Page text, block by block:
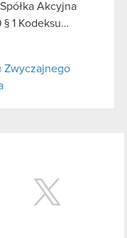
Akcyjna
§ 1 Kodeksu…
Zwyczajnego